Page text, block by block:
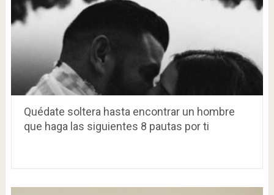
Quédate soltera hasta encontrar un hombre
que haga las siguientes 8 pautas por ti